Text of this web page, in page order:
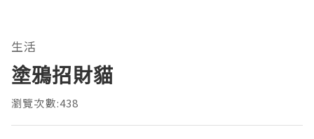
生活
塗鴉招財貓
瀏覽次數:438